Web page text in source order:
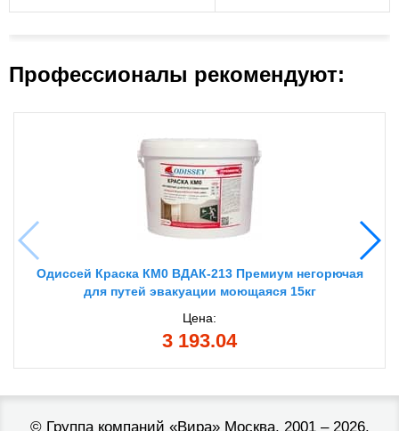
Профессионалы рекомендуют:
Одиссей Краска КМ0 ВДАК-213 Премиум негорючая
для путей эвакуации моющаяся 15кг
Цена:
3 193.04
© Группа компаний «Вира»Москва, 2001 – 2026.